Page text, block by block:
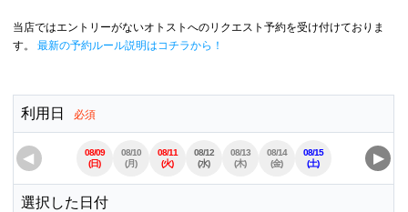
当店ではエントリーがないオトストへのリクエスト予約を受け付けておりま
す。
最新の予約ルール説明はコチラから！
利用日 必須
◀
08/09
(日)
08/10
(月)
08/11
(火)
08/12
(水)
08/13
(木)
08/14
(金)
08/15
(土)
08/17
(月)
▶
選択した日付